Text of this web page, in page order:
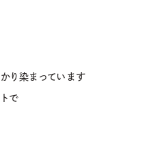
り染まっています
で